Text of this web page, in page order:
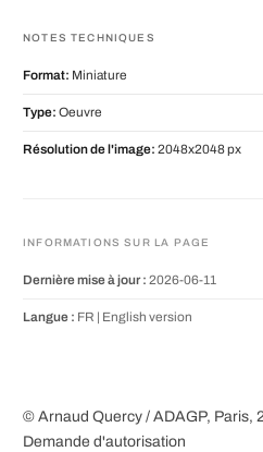
NOTES TECHNIQUES
Format: Miniature
Type: Oeuvre
Résolution de l'image: 2048x2048 px
INFORMATIONS SUR LA PAGE
Dernière mise à jour : 2026-06-11
Langue : FR | English version
© Arnaud Quercy / ADAGP, Paris,
Demande d'autorisation